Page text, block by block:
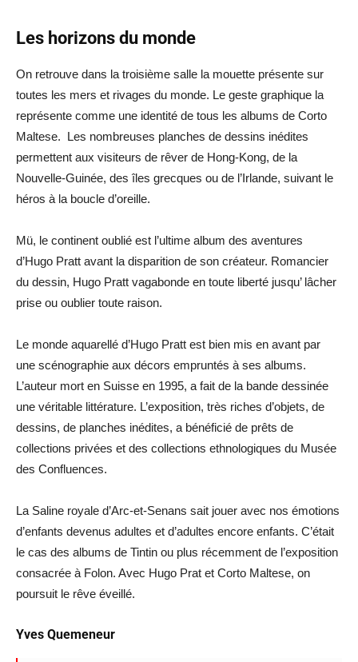
Les horizons du monde
On retrouve dans la troisième salle la mouette présente sur
toutes les mers et rivages du monde. Le geste graphique la
représente comme une identité de tous les albums de Corto
Maltese. Les nombreuses planches de dessins inédites
permettent aux visiteurs de rêver de Hong-Kong, de la
Nouvelle-Guinée, des îles grecques ou de l’Irlande, suivant le
héros à la boucle d’oreille.
Mü, le continent oublié est l’ultime album des aventures
d’Hugo Pratt avant la disparition de son créateur. Romancier
du dessin, Hugo Pratt vagabonde en toute liberté jusqu’ lâcher
prise ou oublier toute raison.
Le monde aquarellé d’Hugo Pratt est bien mis en avant par
une scénographie aux décors empruntés à ses albums.
L’auteur mort en Suisse en 1995, a fait de la bande dessinée
une véritable littérature. L’exposition, très riches d’objets, de
dessins, de planches inédites, a bénéficié de prêts de
collections privées et des collections ethnologiques du Musée
des Confluences.
La Saline royale d’Arc-et-Senans sait jouer avec nos émotions
d’enfants devenus adultes et d’adultes encore enfants. C’était
le cas des albums de Tintin ou plus récemment de l’exposition
consacrée à Folon. Avec Hugo Prat et Corto Maltese, on
poursuit le rêve éveillé.
Yves Quemeneur